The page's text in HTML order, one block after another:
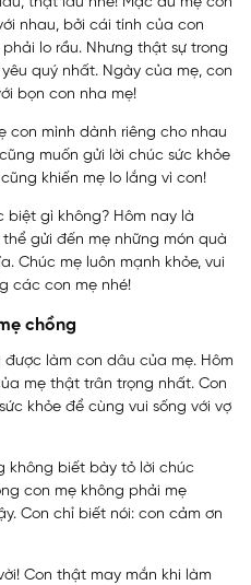
nhau, bởi cái tính của con
lo rầu. Nhưng thật sự trong
quý nhất. Ngày của mẹ, con
bọn con nha mẹ!
con mình dành riêng cho nhau
muốn gửi lời chúc sức khỏe
khiến mẹ lo lắng vì con!
biệt gì không? Hôm nay là
gửi đến mẹ những món quà
Chúc mẹ luôn mạnh khỏe, vui
các con mẹ nhé!
chồng
làm con dâu của mẹ. Hôm
mẹ thật trân trọng nhất. Con
khỏe để cùng vui sống với vợ
không biết bày tỏ lời chúc
con mẹ không phải mẹ
Con chỉ biết nói: con cảm ơn
Con thật may mắn khi làm